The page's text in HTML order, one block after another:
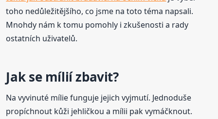
toho nedůležitějšího, co jsme na toto téma napsali.
Mnohdy nám k tomu pomohly i zkušenosti a rady
ostatních uživatelů.
Jak se mílií zbavit?
Na vyvinuté mílie funguje jejich vyjmutí. Jednoduše
propíchnout kůži jehličkou a mílii pak vymáčknout.